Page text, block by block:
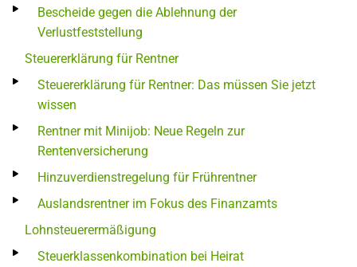
Bescheide gegen die Ablehnung der
Verlustfeststellung
Steuererklärung für Rentner
Steuererklärung für Rentner: Das müssen Sie jetzt
wissen
Rentner mit Minijob: Neue Regeln zur
Rentenversicherung
Hinzuverdienstregelung für Frührentner
Auslandsrentner im Fokus des Finanzamts
Lohnsteuerermäßigung
Steuerklassenkombination bei Heirat